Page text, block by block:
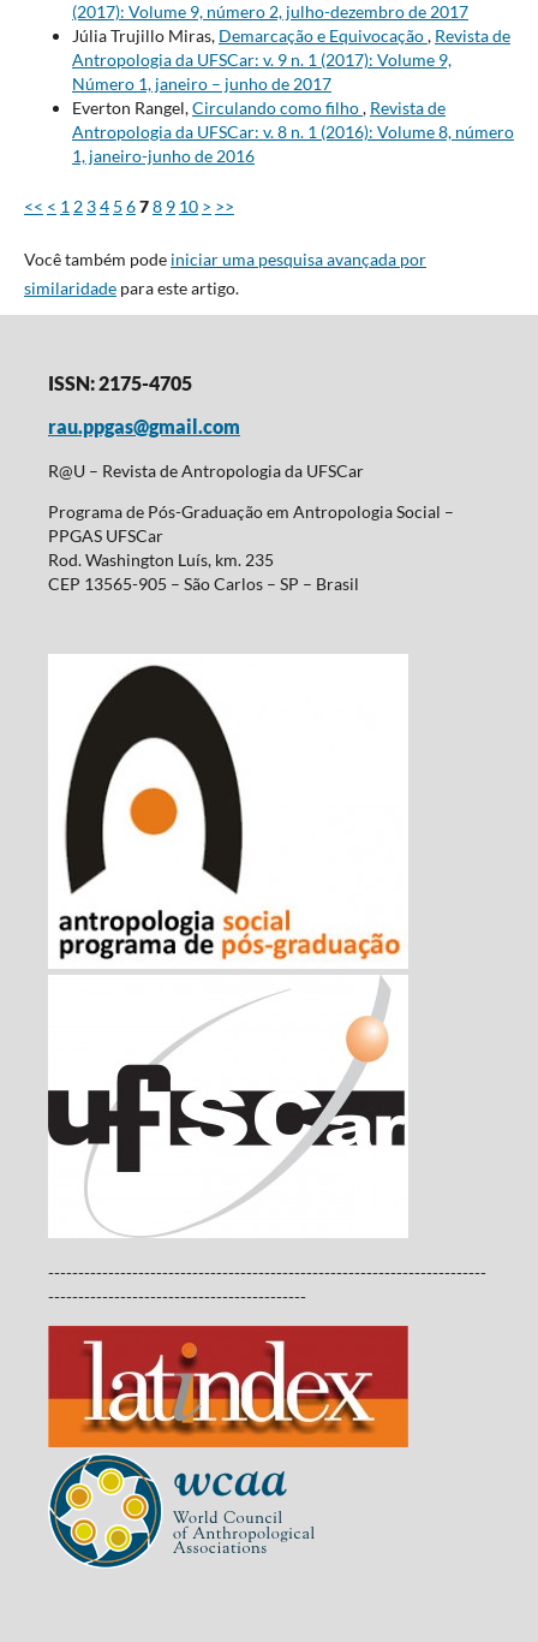
(2017): Volume 9, número 2, julho-dezembro de 2017
Júlia Trujillo Miras, Demarcação e Equivocação, Revista de
Antropologia da UFSCar: v. 9 n. 1 (2017): Volume 9,
Número 1, janeiro – junho de 2017
Everton Rangel,Circulando como filho, Revista de
Antropologia da UFSCar: v. 8 n. 1 (2016): Volume 8, número
1, janeiro-junho de 2016
<< < 1 2 34 5 678 9 10 > >>
Você também pode iniciar uma pesquisa avançada por
similaridadepara este artigo.
ISSN: 2175-4705
rau.ppgas@gmail.com
R@U – Revista de Antropologia da UFSCar
Programa de Pós-Graduação em Antropologia Social –
PPGAS UFSCar
Rod. Washington Luís, km. 235
CEP 13565-905 – São Carlos – SP – Brasil
-------------------------------------------------------------------------
-------------------------------------------